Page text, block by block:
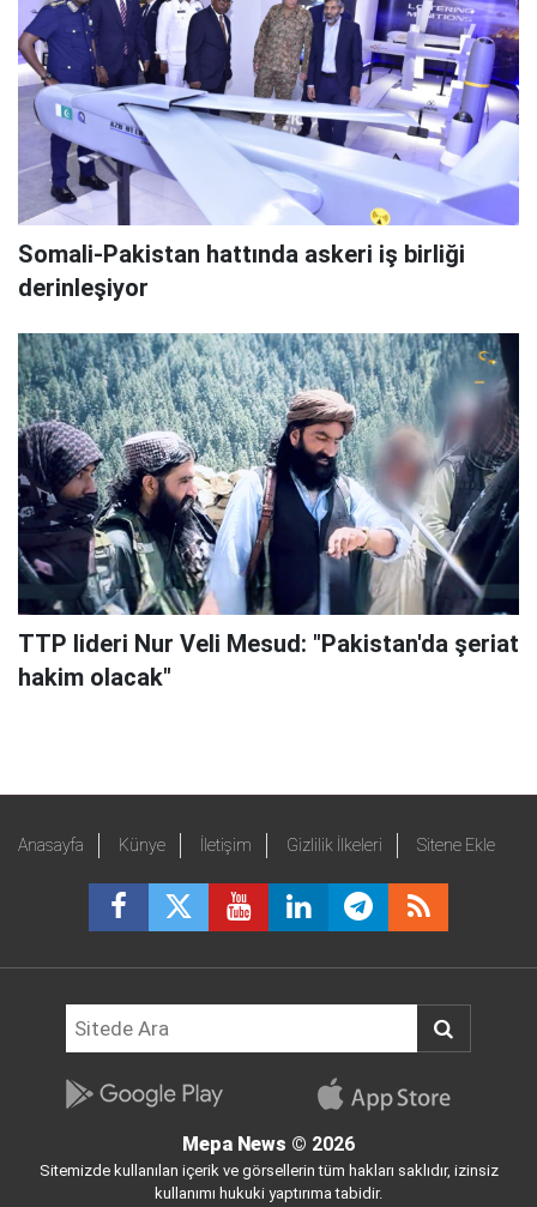
Somali-Pakistan hattında askeri iş birliği
derinleşiyor
TTP lideri Nur Veli Mesud: "Pakistan'da şeriat
hakim olacak"
Anasayfa Künye İletişim Gizlilik İlkeleri Sitene Ekle
Mepa News © 2026
Sitemizde kullanılan içerik ve görsellerin tüm hakları saklıdır, izinsiz
kullanımı hukuki yaptırıma tabidir.